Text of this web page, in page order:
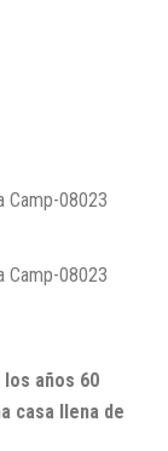
años 60
casa llena de